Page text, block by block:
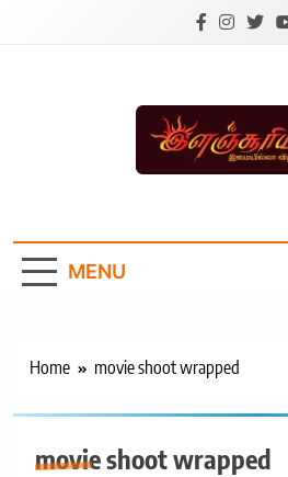
MENU
Home movie shoot wrapped
movie shoot wrapped